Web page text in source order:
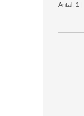
Antal: 1 |